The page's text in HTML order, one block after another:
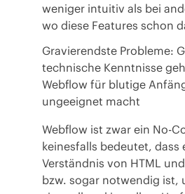
weniger intuitiv als bei
wo diese Features schon
Gravierendste Probleme:
technische Kenntnisse
Webflow für blutige
ungeeignet macht
Webflow ist zwar ein No-
keinesfalls bedeutet, dass
Verständnis von HTML
bzw. sogar notwendig ist,